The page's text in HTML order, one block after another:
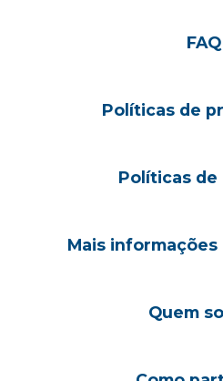
FAQ
Políticas de
Políticas de
Mais
Quem